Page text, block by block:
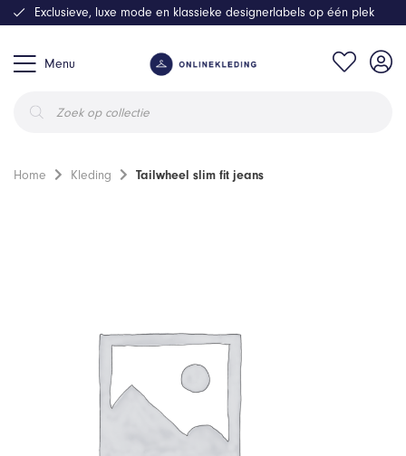
Menu
zoeken
Exclusieve, luxe mode en klassieke designerlabels op één plek
Home Kleding Tailwheel slim fit jeans